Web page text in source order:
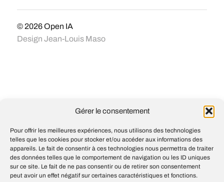
Gérer le consentement
Pour offrir les meilleures expériences, nous utilisons des technologies
telles que les cookies pour stocker et/ou accéder aux informations des
appareils. Le fait de consentir à ces technologies nous permettra de traiter
des données telles que le comportement de navigation ou les ID uniques
sur ce site. Le fait de ne pas consentir ou de retirer son consentement
peut avoir un effet négatif sur certaines caractéristiques et fonctions.
© 2026Open IA
Design Jean-Louis Maso